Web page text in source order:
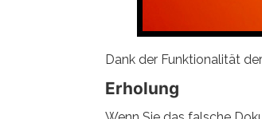
Dank der Funktionalität
Erholung